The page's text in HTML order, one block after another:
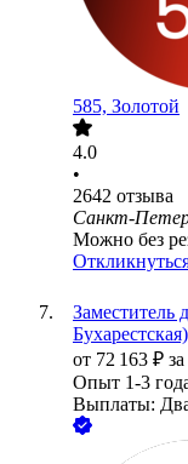
585, Золотой
4.0
•
2642 отзыва
Санкт-
Можно без
Заместитель
Бухарестская)
от 72 163 ₽
Опыт 1-3
Выплаты: